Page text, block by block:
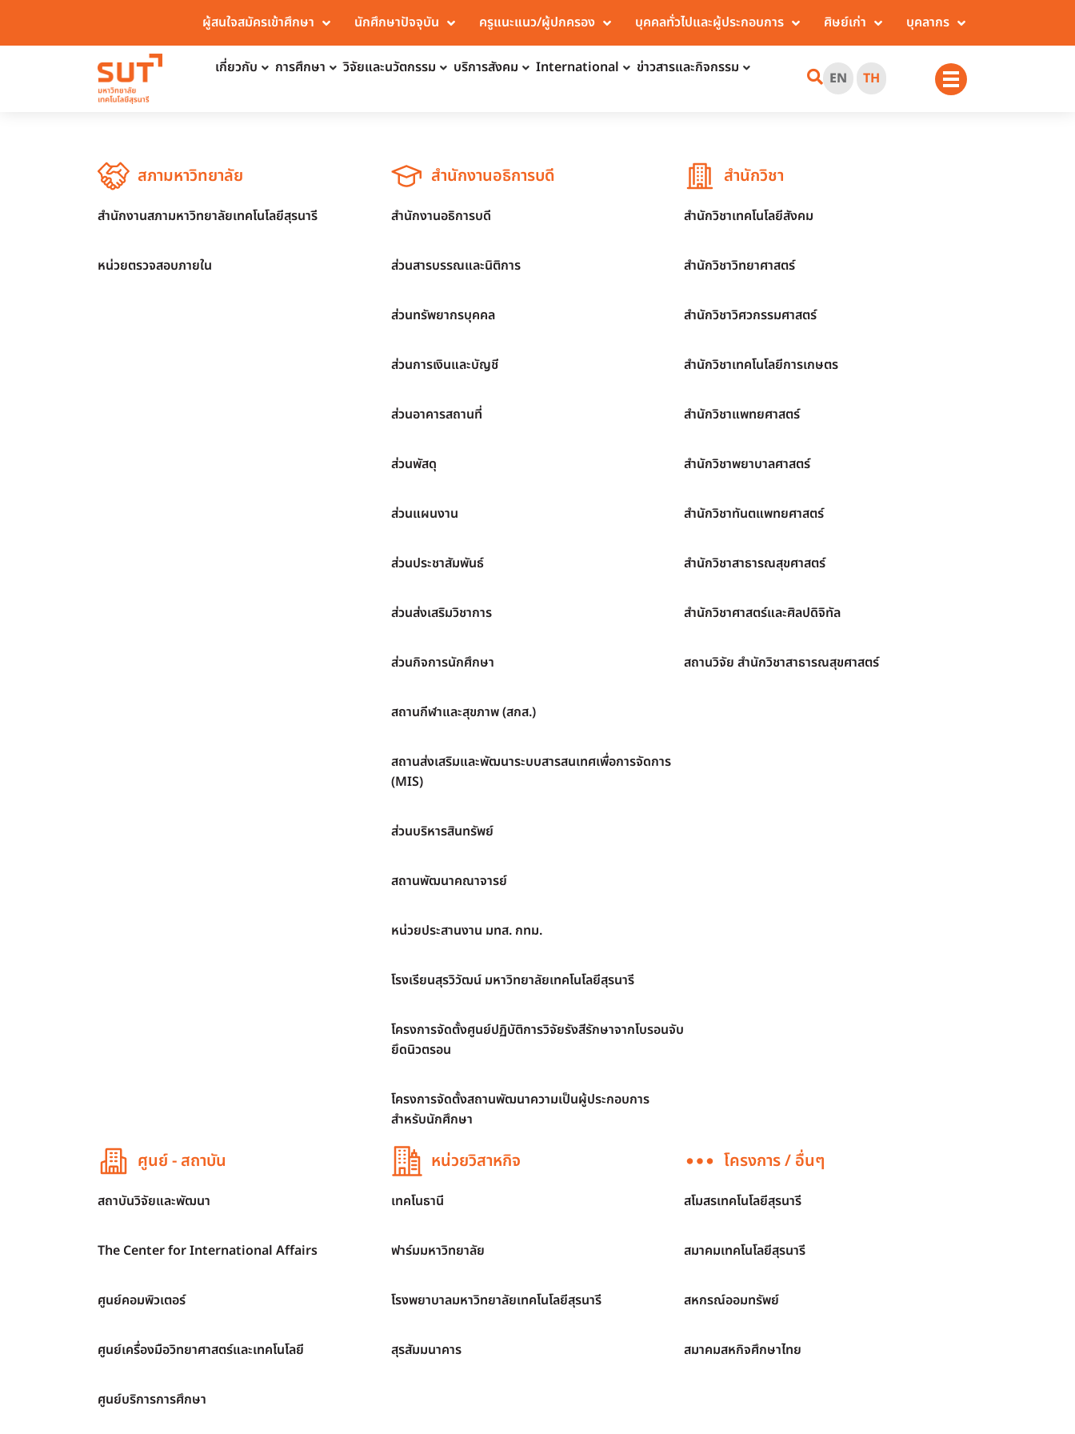
ผู้สนใจสมัครเข้าศึกษา นักศึกษาปัจจุบัน ครูแนะแนว/ผู้ปกครอง บุคคลทั่วไปและผู้ประกอบการ ศิษย์เก่า บุคลากร
เกี่ยวกับ การศึกษา วิจัยและนวัตกรรม บริการสังคม International ข่าวสารและกิจกรรม
EN TH
สภามหาวิทยาลัย
สำนักงานสภามหาวิทยาลัยเทคโนโลยีสุรนารี
หน่วยตรวจสอบภายใน
สำนักงานอธิการบดี
สำนักงานอธิการบดี
ส่วนสารบรรณและนิติการ
ส่วนทรัพยากรบุคคล
ส่วนการเงินและบัญชี
ส่วนอาคารสถานที่
ส่วนพัสดุ
ส่วนแผนงาน
ส่วนประชาสัมพันธ์
ส่วนส่งเสริมวิชาการ
ส่วนกิจการนักศึกษา
สถานกีฬาและสุขภาพ (สกส.)
สถานส่งเสริมและพัฒนาระบบสารสนเทศเพื่อการจัดการ
(MIS)
ส่วนบริหารสินทรัพย์
สถานพัฒนาคณาจารย์
หน่วยประสานงาน มทส. กทม.
โรงเรียนสุรวิวัฒน์ มหาวิทยาลัยเทคโนโลยีสุรนารี
โครงการจัดตั้งศูนย์ปฏิบัติการวิจัยรังสีรักษาจากโบรอนจับ
ยึดนิวตรอน
โครงการจัดตั้งสถานพัฒนาความเป็นผู้ประกอบการ
สำหรับนักศึกษา
สำนักวิชา
สำนักวิชาเทคโนโลยีสังคม
สำนักวิชาวิทยาศาสตร์
สำนักวิชาวิศวกรรมศาสตร์
สำนักวิชาเทคโนโลยีการเกษตร
สำนักวิชาแพทยศาสตร์
สำนักวิชาพยาบาลศาสตร์
สำนักวิชาทันตแพทยศาสตร์
สำนักวิชาสาธารณสุขศาสตร์
สำนักวิชาศาสตร์และศิลปดิจิทัล
สถานวิจัย สำนักวิชาสาธารณสุขศาสตร์
ศูนย์ - สถาบัน
สถาบันวิจัยและพัฒนา
The Center for International Affairs
ศูนย์คอมพิวเตอร์
ศูนย์เครื่องมือวิทยาศาสตร์และเทคโนโลยี
ศูนย์บริการการศึกษา
หน่วยวิสาหกิจ
เทคโนธานี
ฟาร์มมหาวิทยาลัย
โรงพยาบาลมหาวิทยาลัยเทคโนโลยีสุรนารี
สุรสัมมนาคาร
โครงการ / อื่นๆ
สโมสรเทคโนโลยีสุรนารี
สมาคมเทคโนโลยีสุรนารี
สหกรณ์ออมทรัพย์
สมาคมสหกิจศึกษาไทย